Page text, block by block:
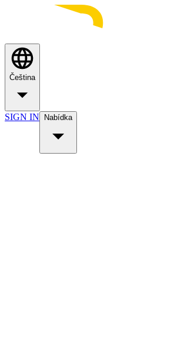
Čeština
SIGN IN Nabídka